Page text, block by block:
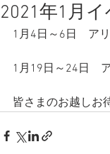
2021年1月
1月4日～6日　ア
1月19日～24日　
皆さまのお越しお